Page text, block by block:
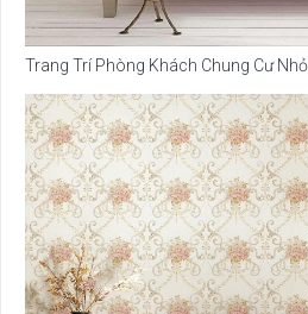
Trang Trí Phòng Khách Chung Cư